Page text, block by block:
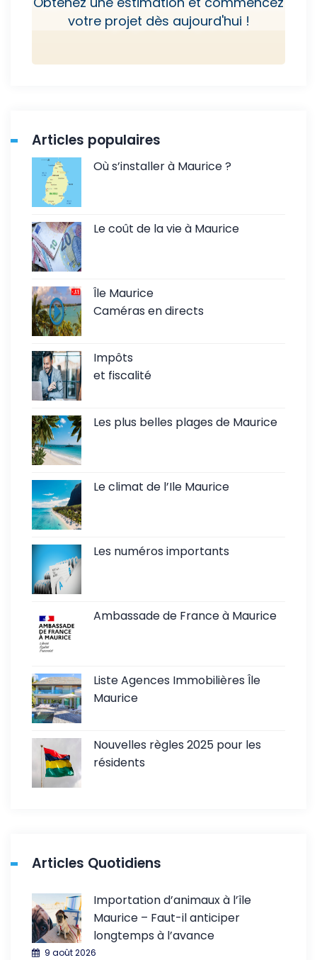
votre projet dès aujourd'hui !
Articles populaires
Où s’installer à Maurice ?
Le coût de la vie à Maurice
Île Maurice
Caméras en directs
Impôts
et fiscalité
Les plus belles plages de Maurice
Le climat de l’Ile Maurice
Les numéros importants
Ambassade de France à Maurice
Liste Agences Immobilières Île
Maurice
Nouvelles règles 2025 pour les
résidents
Articles Quotidiens
Importation d’animaux à l’île
Maurice – Faut-il anticiper
longtemps à l’avance
9 août 2026